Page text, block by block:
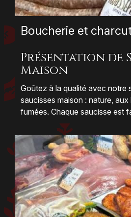
Boucherie et
Présentation de
Maison
Goûtez à la qualité avec notre
saucisses maison : nature,
fumées. Chaque saucisse est
sans compromis sur le goût ni
Cette variété saura satisfaire
que ce soit pour un barbecue,
plat convivial. Pour parfaire
artisanal « Troussepinette »
accompagnement parfait qui
charcutiers.